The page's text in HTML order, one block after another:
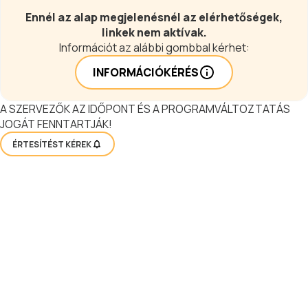
Ennél az alap megjelenésnél az elérhetőségek,
linkek nem aktívak.
Információt az alábbi gombbal kérhet:
INFORMÁCIÓKÉRÉS
A SZERVEZŐK AZ IDŐPONT ÉS A PROGRAMVÁLTOZTATÁS
JOGÁT FENNTARTJÁK!
ÉRTESÍTÉST KÉREK